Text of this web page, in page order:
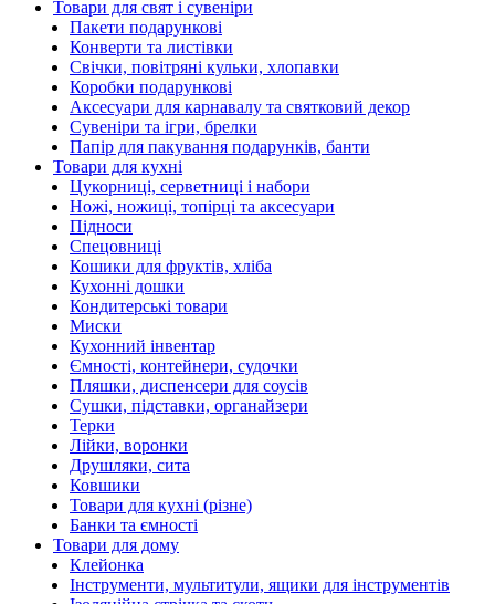
Товари для свят і сувеніри
Пакети подарункові
Конверти та листівки
Свічки, повітряні кульки, хлопавки
Коробки подарункові
Аксесуари для карнавалу та святковий декор
Сувеніри та ігри, брелки
Папір для пакування подарунків, банти
Товари для кухні
Цукорниці, серветниці і набори
Ножі, ножиці, топірці та аксесуари
Підноси
Спецовниці
Кошики для фруктів, хліба
Кухонні дошки
Кондитерські товари
Миски
Кухонний інвентар
Ємності, контейнери, судочки
Пляшки, диспенсери для соусів
Сушки, підставки, органайзери
Терки
Лійки, воронки
Друшляки, сита
Ковшики
Товари для кухні (різне)
Банки та ємності
Товари для дому
Клейонка
Інструменти, мультитули, ящики для інструментів